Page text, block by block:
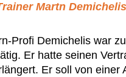
Martn Demichelis
Profi Demichelis war
Er hatte seinen
Er soll von einer